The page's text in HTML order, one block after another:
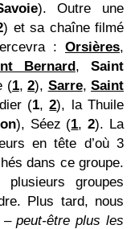
). Outre une
) et sa chaîne filmé
: Orsières,
Bernard,Saint
(1,2), Sarre,Saint
(1,2), la Thuile
), Séez (1,2). La
en tête d’où 3
dans ce groupe.
groupes
Plus tard, nous
–peut-être plus les